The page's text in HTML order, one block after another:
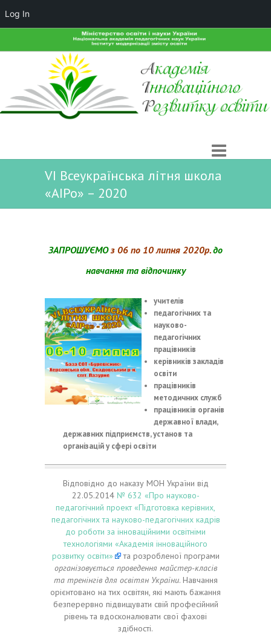
VI Всеукраїнська літня школа
«АІРо» – 2020
ЗАПРОШУЄМОз 06 по 10 липня 2020р. до
навчання та відпочинку
учителів
педагогічних та
науково-
педагогічних
працівників
керівників закладів
освіти
працівників
методичних служб
працівників органів
державної влади,
державних підприємств, установ та
організацій у сфері освіти
Відповідно до наказу МОН України від
22.05.2014 № 632 «Про науково-
педагогічний проект «Підготовка керівних,
педагогічних та науково-педагогічних кадрів
до роботи за інноваційними освітніми
технологіями «Академія інноваційного
розвитку освіти»
та розробленої програми
організовується проведення майстер-класів
та тренінгів для освітян України. Навчання
орієнтовано на тих освітян, які мають бажання
безперервно підвищувати свій професійний
рівень та вдосконалювати свої фахові
здібності.
Log In